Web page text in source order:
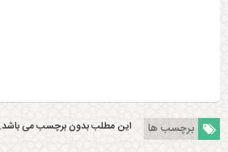
برچسب ها این مطلب بدون برچسب می باشد.